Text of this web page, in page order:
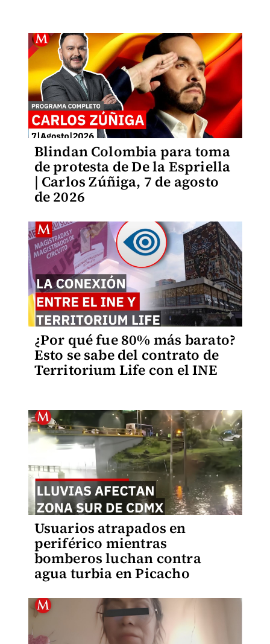
Blindan Colombia para toma
de protesta de De la Espriella
| Carlos Zúñiga, 7 de agosto
de 2026
¿Por qué fue 80% más barato?
Esto se sabe del contrato de
Territorium Life con el INE
Usuarios atrapados en
periférico mientras
bomberos luchan contra
agua turbia en Picacho